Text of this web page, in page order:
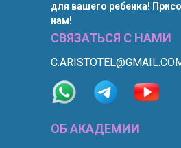
ОБ АКАДЕМИИ
СВЯЗАТЬСЯ С НАМИ
для вашего ребенка!
нам!